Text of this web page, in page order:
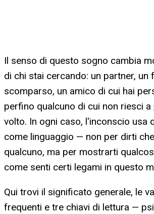
Il senso di questo sogno cambia
di chi stai cercando: un partner, un
scomparso, un amico di cui hai
perfino qualcuno di cui non riesci a
volto. In ogni caso, l'inconscio usa
come linguaggio — non per dirti
qualcuno, ma per mostrarti
come senti certi legami in questo
Qui trovi il significato generale, le
frequenti e tre chiavi di lettura —